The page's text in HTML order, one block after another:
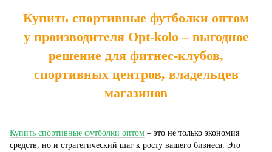
Купить спортивные футболки оптом
у производителя Opt-kolo – выгодное
решение для фитнес-клубов,
спортивных центров, владельцев
магазинов
Купить спортивные футболки оптом – это не только экономия
средств, но и стратегический шаг к росту вашего бизнеса. Это